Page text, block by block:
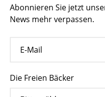
Abonnieren Sie jetzt
News mehr verpassen.
Die Freien Bäcker